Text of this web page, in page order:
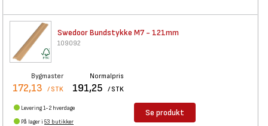
Swedoor Bundstykke M7 - 121mm
109092
Bygmaster
172,13 / STK
Normalpris
191,25 / STK
Levering 1-2 hverdage
På lager i 53 butikker
Se produkt